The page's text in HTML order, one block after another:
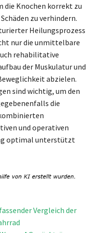
die Knochen korrekt zu
zu verhindern.
Heilungsprozess
nur die unmittelbare
rehabilitative
der Muskulatur und
abzielen.
sind wichtig, um den
die
und operativen
optimal unterstützt
Vergleich der